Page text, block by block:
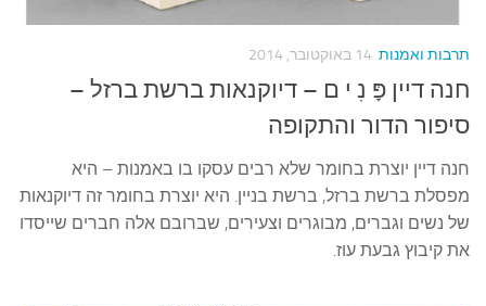
עצות סבתא
נווה הבלוגים
קשר משפחתי
כתבו אלינו
תרבות ואמנות 14 באוקטובר, 2014
חנה דיין פָּ נִ י ם – דיוקנאות ברשת ברזל –
סיפור הדור והתקופה
חנה דיין יוצרת בחומר שלא רבים עסקו בו באמנות – היא
מפסלת ברשת ברזל, ברשת בניין. היא יוצרת בחומר זה דיוקנאות
של נשים וגברים, מבוגרים וצעירים, שברובם אלה חברים שייסדו
את קיבוץ גבעת עוז.